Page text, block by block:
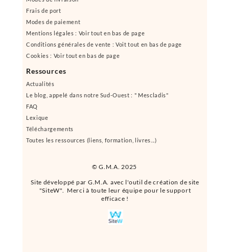
© G.M.A. 2025
Site développé par G.M.A. avec l'outil de création de site
"SiteW". Merci à toute leur équipe pour le support
efficace !
Frais de port
Modes de paiement
Mentions légales : Voir tout en bas de page
Conditions générales de vente : Voit tout en bas de page
Cookies : Voir tout en bas de page
Ressources
Actualités
Le blog, appelé dans notre Sud-Ouest : " Mescladis"
FAQ
Lexique
Téléchargements
Toutes les ressources (liens, formation, livres...)